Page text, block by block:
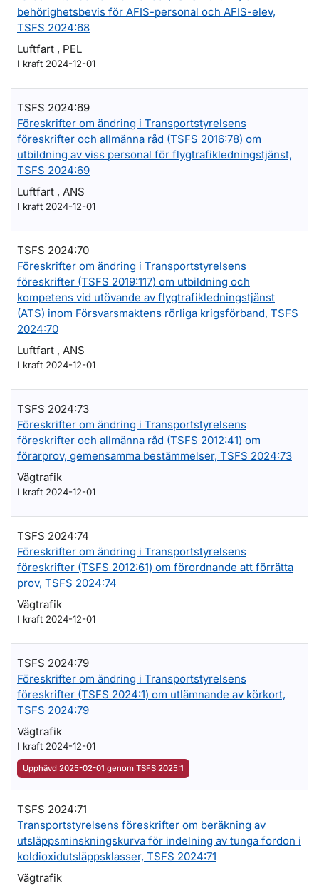
behörighetsbevis för AFIS-personal och AFIS-elev,
TSFS 2024:68
Luftfart , PEL
I kraft 2024-12-01
TSFS 2024:69
Föreskrifter om ändring i Transportstyrelsens
föreskrifter och allmänna råd (TSFS 2016:78) om
utbildning av viss personal för flygtrafikledningstjänst,
TSFS 2024:69
Luftfart , ANS
I kraft 2024-12-01
TSFS 2024:70
Föreskrifter om ändring i Transportstyrelsens
föreskrifter (TSFS 2019:117) om utbildning och
kompetens vid utövande av flygtrafikledningstjänst
(ATS) inom Försvarsmaktens rörliga krigsförband, TSFS
2024:70
Luftfart , ANS
I kraft 2024-12-01
TSFS 2024:73
Föreskrifter om ändring i Transportstyrelsens
föreskrifter och allmänna råd (TSFS 2012:41) om
förarprov, gemensamma bestämmelser, TSFS 2024:73
Vägtrafik
I kraft 2024-12-01
TSFS 2024:74
Föreskrifter om ändring i Transportstyrelsens
föreskrifter (TSFS 2012:61) om förordnande att förrätta
prov, TSFS 2024:74
Vägtrafik
I kraft 2024-12-01
TSFS 2024:79
Föreskrifter om ändring i Transportstyrelsens
föreskrifter (TSFS 2024:1) om utlämnande av körkort,
TSFS 2024:79
Vägtrafik
I kraft 2024-12-01
Upphävd 2025-02-01 genom TSFS 2025:1
TSFS 2024:71
Transportstyrelsens föreskrifter om beräkning av
utsläppsminskningskurva för indelning av tunga fordon i
koldioxidutsläppsklasser, TSFS 2024:71
Vägtrafik